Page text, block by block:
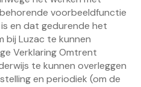
voorbeeldfunctie
en dat gedurende het
bij Luzac te kunnen
Verklaring Omtrent
te kunnen overleggen
en periodiek (om de